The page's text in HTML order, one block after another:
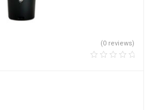
(0 reviews)